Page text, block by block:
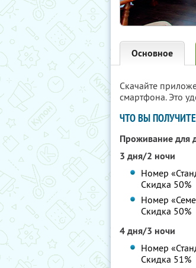
Основное
Скачайте
смартфона. Это
ЧТО ВЫ
Проживание для
3 дня/2 ночи
Номер
Скидка 50%
Номер
Скидка 50%
4 дня/3 ночи
Номер
Скидка 51%